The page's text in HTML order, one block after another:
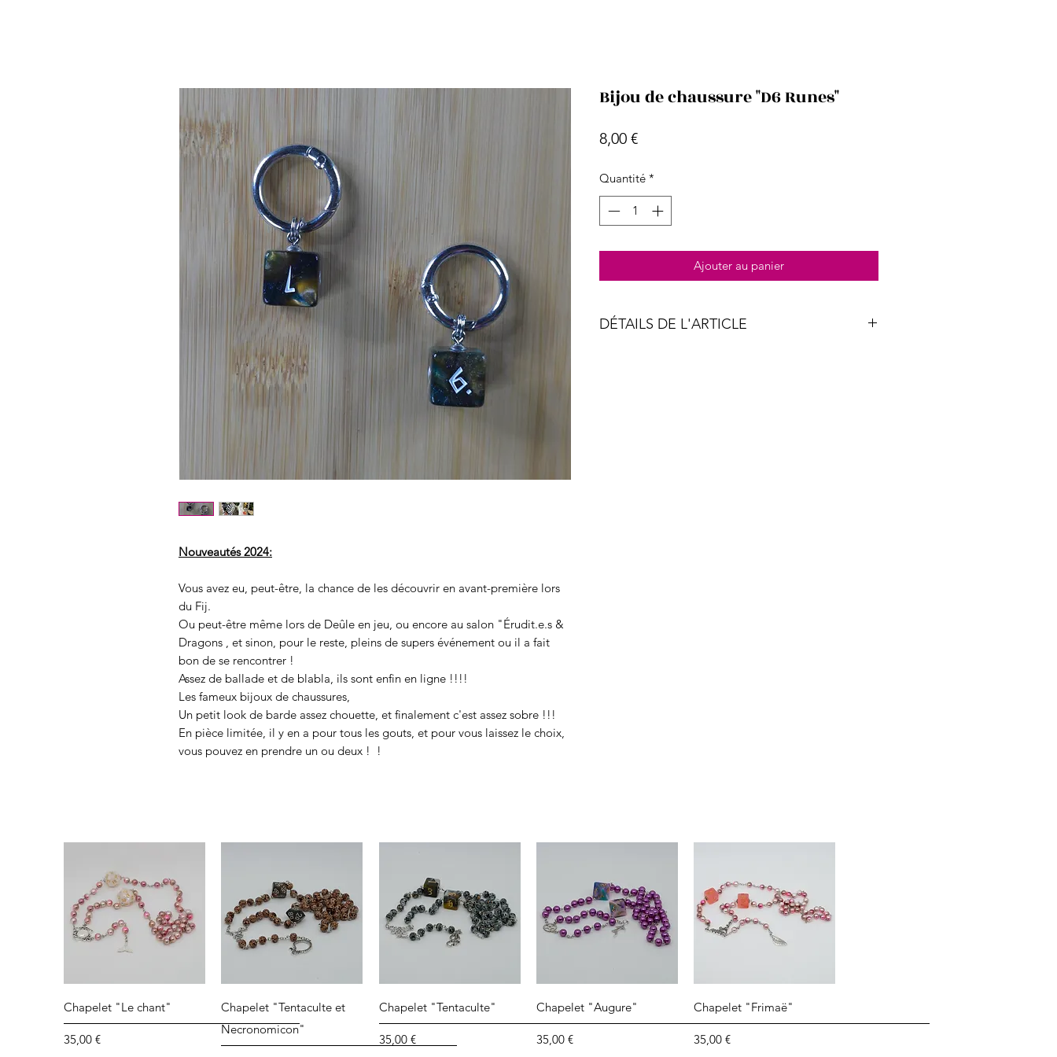
Nouveautés 2024:
Vous avez eu, peut-être, la chance de les découvrir en avant-première lors
du Fij.
Ou peut-être même lors de Deûle en jeu, ou encore au salon "Érudit.e.s &
Dragons , et sinon, pour le reste, pleins de supers événement ou il a fait
bon de se rencontrer !
Assez de ballade et de blabla, ils sont enfin en ligne !!!!
Les fameux bijoux de chaussures,
Un petit look de barde assez chouette, et finalement c'est assez sobre !!!
En pièce limitée, il y en a pour tous les gouts, et pour vous laissez le choix,
vous pouvez en prendre un ou deux ! !
Bijou de chaussure "D6 Runes"
8,00 €Prix
Quantité *
Ajouter au panier
DÉTAILS DE L'ARTICLE
Aperçu rapide
Chapelet "Le chant"
Prix
35,00 €
Aperçu rapide
Chapelet "Tentaculte et
Necronomicon"
Aperçu rapide
Chapelet "Tentaculte"
Prix
35,00 €
Aperçu rapide
Chapelet "Augure"
Prix
35,00 €
Aperçu rapide
Chapelet "Frimaë"
Prix
35,00 €